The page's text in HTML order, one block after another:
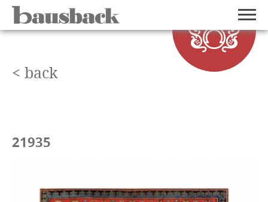
< back
21935